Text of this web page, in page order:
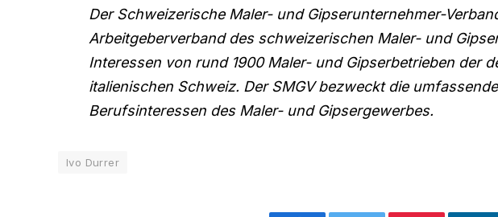
Der Schweizerische Maler- und Gipserunternehmer-
Arbeitgeberverband des schweizerischen Maler- und
Interessen von rund 1900 Maler- und Gipserbetrieben der
italienischen Schweiz. Der SMGV bezweckt die
Berufsinteressen des Maler- und Gipsergewerbes.
Ivo Durrer